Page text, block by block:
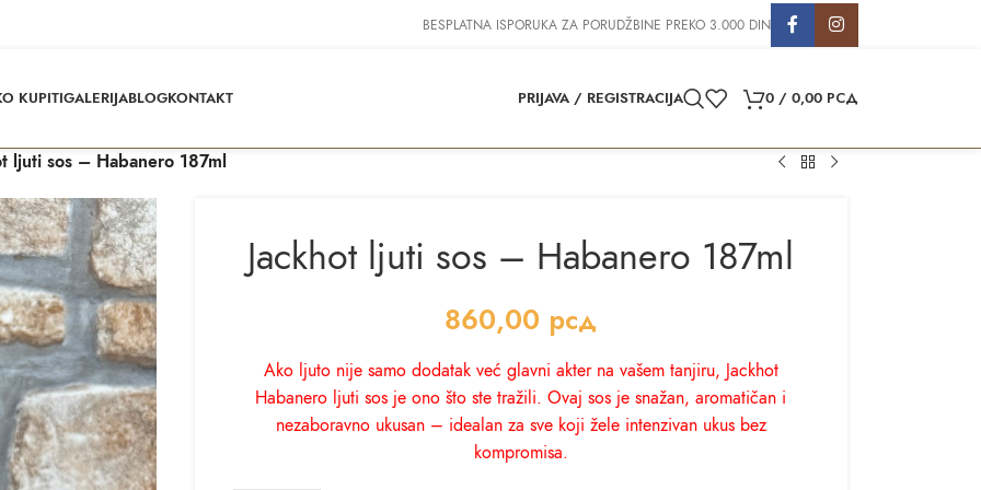
BESPLATNA ISPORUKA ZA PORUDŽBINE PREKO 3.000 DIN
KUPITIGALERIJABLOGKONTAKT PRIJAVA / REGISTRACIJA 0 / 0,00 РСД
ljuti sos – Habanero 187ml
Jackhot ljuti sos – Habanero 187ml
860,00 рсд
Ako ljuto nije samo dodatak već glavni akter na vašem tanjiru, Jackhot
Habanero ljuti sos je ono što ste tražili. Ovaj sos je snažan, aromatičan i
nezaboravno ukusan – idealan za sve koji žele intenzivan ukus bez
kompromisa.